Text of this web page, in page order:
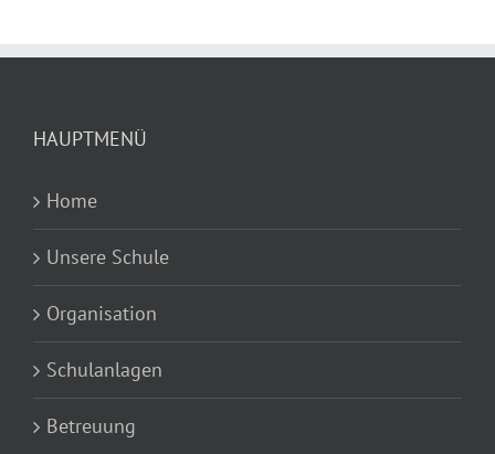
HAUPTMENÜ
Home
Unsere Schule
Organisation
Schulanlagen
Betreuung